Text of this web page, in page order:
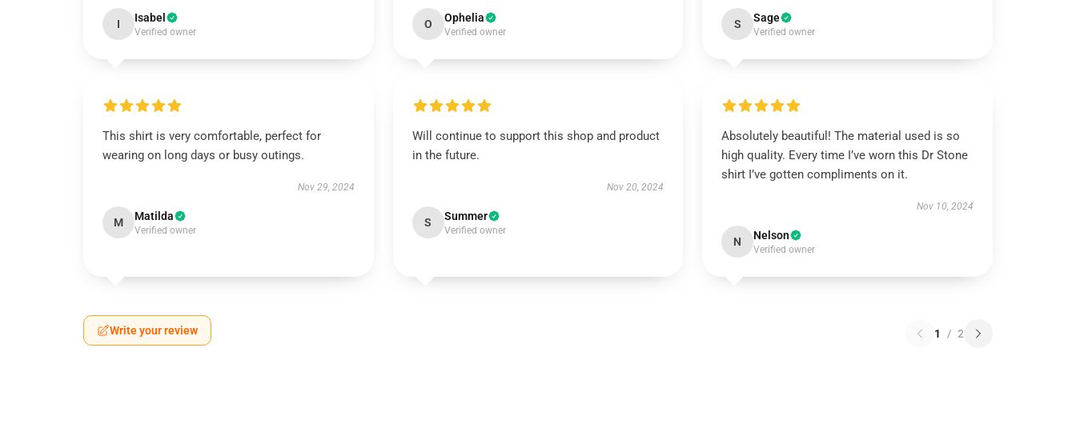
I Isabel
Verified owner
O Ophelia
Verified owner
S Sage
Verified owner
This shirt is very comfortable, perfect for
wearing on long days or busy outings.
Nov 29, 2024
M Matilda
Verified owner
Will continue to support this shop and product
in the future.
Nov 20, 2024
S Summer
Verified owner
Absolutely beautiful! The material used is so
high quality. Every time I’ve worn this Dr Stone
shirt I’ve gotten compliments on it.
Nov 10, 2024
N Nelson
Verified owner
Write your review 1 / 2